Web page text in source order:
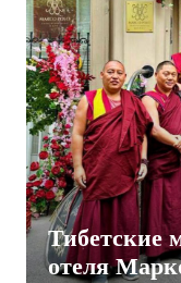
Тибетские
отеля